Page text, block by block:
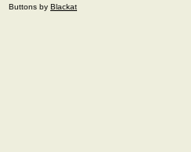
Buttons by Blackat